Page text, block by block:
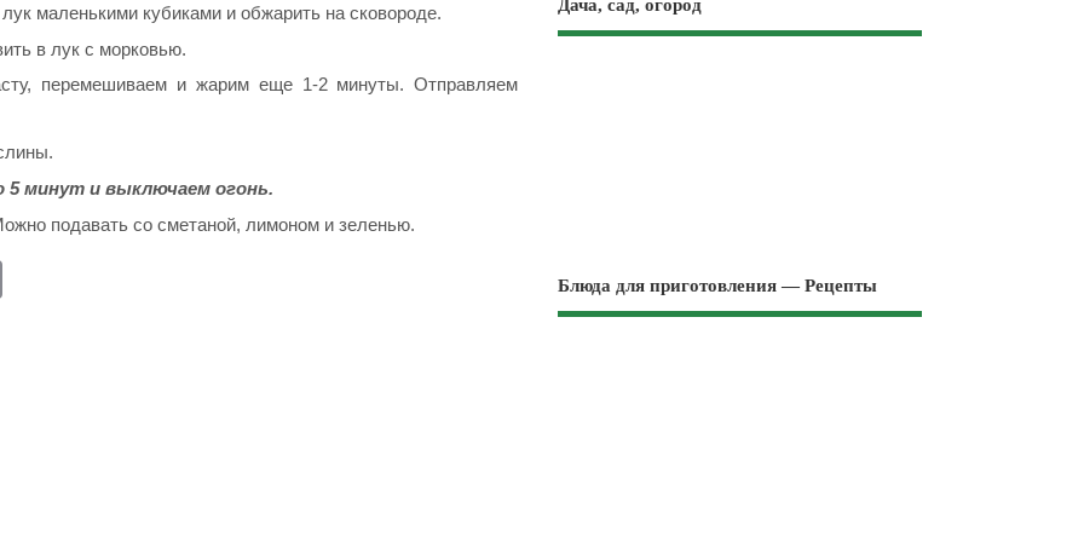
маленькими кубиками и обжарить на сковороде.
в лук с морковью.
перемешиваем и жарим еще 1-2 минуты. Отправляем
5 минут и выключаем огонь.
подавать со сметаной, лимоном и зеленью.
Дача, сад, огород
Блюда для приготовления — Рецепты